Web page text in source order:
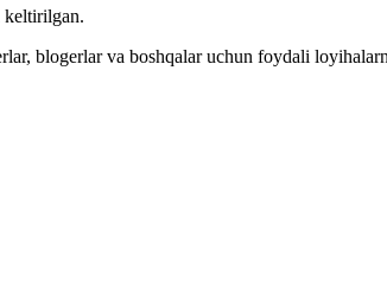
keltirilgan.
blogerlar va boshqalar uchun foydali